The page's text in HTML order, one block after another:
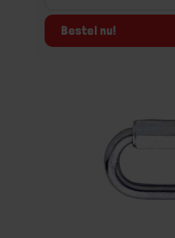
Bestel nu!